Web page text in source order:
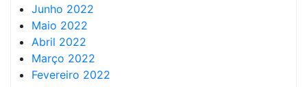
Junho 2022
Maio 2022
Abril 2022
Março 2022
Fevereiro 2022